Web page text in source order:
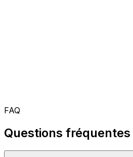
FAQ
Questions